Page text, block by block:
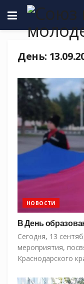
День:
НОВОСТИ
В День
Сегодня, 13
мероприятия,
Краснодарского